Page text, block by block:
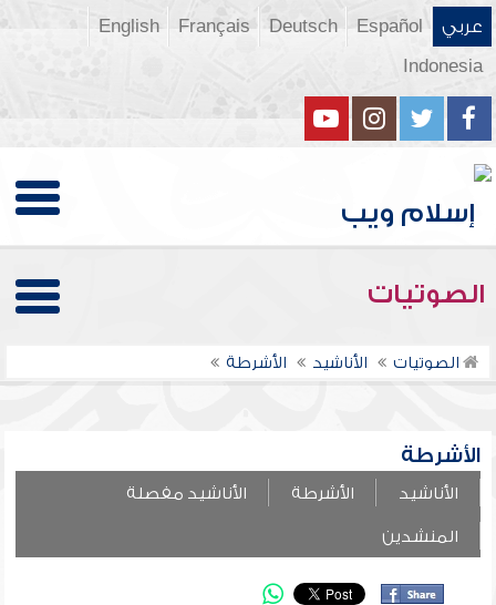
عربي Español
Deutsch
Français
English
Indonesia
الصوتيات
الصوتيات الأناشيد الأشرطة
الأشرطة
الأناشيد الأشرطة الأناشيد مفصلة
المنشدين